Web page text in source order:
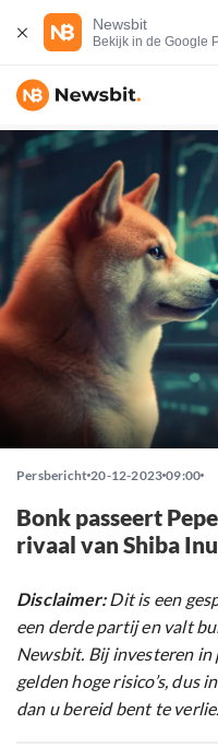
Newsbit
Bekijk in de Google
Persbericht 20-12-2023 09:00
Bonk passeert
rivaal van Shiba
Disclaimer:Dit is een
een derde partij en valt
Newsbit. Bij investeren
gelden hoge risico’s, dus
dan u bereid bent te